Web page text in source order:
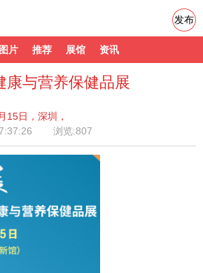
图片 推荐 展馆 资讯
发布
康与营养保健品展
日，深圳，
浏览:807